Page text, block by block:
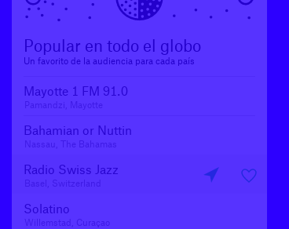
Popular en todo el globo
Un favorito de la audiencia para cada país
Mayotte 1 FM 91.0
Pamandzi, Mayotte
Bahamian or Nuttin
Nassau, The Bahamas
Radio Swiss Jazz
Basel, Switzerland
Solatino
Willemstad, Curaçao